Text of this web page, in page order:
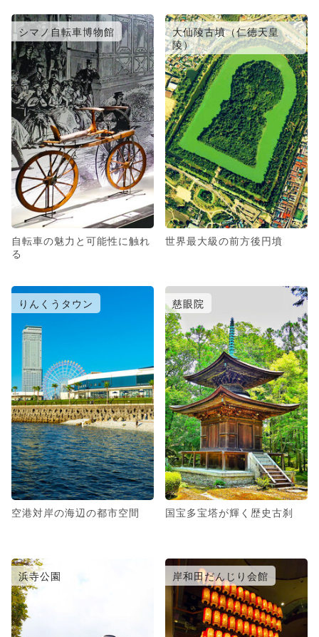
シマノ自転車博物館
自転車の魅力と可能性に触れ
る
大仙陵古墳（仁徳天皇
陵）
世界最大級の前方後円墳
りんくうタウン
空港対岸の海辺の都市空間
慈眼院
国宝多宝塔が輝く歴史古刹
浜寺公園 岸和田だんじり会館